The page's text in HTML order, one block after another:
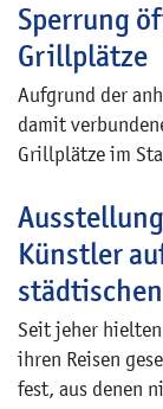
bewohnen.
Schulprogramm
Regenbogen mit
Jedes
eine Frucht oder
auf der
Sperrung
Grillplätze
Aufgrund der
damit
Grillplätze im
Weiteres gesperrt.
Künstler
Seit jeher
ihren Reisen
fest, aus denen